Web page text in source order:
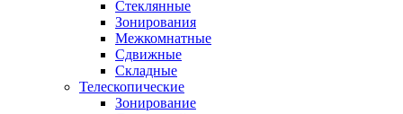
Стеклянные
Зонирования
Межкомнатные
Сдвижные
Складные
Телескопические
Зонирование